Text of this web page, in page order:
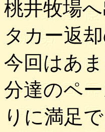
桃井牧場
タカー返
今回はあ
分達のペ
りに満足